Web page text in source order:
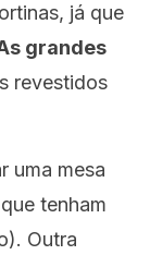
já que
grandes
revestidos
uma mesa
tenham
Outra